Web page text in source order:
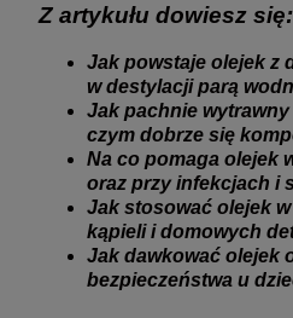
Z artykułu dowiesz się:
Jak powstaje olejek z
w destylacji parą
Jak pachnie
czym dobrze się
Na co pomaga olejek
oraz przy infekcjach i
Jak stosować olejek
kąpieli i domowych
Jak dawkować olejek
bezpieczeństwa u